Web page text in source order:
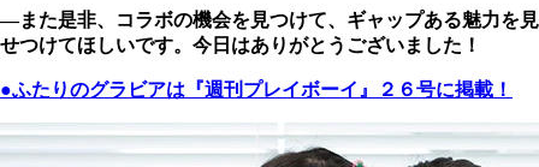
―また是非、コラボの機会を見つけて、ギャップある魅力を見
せつけてほしいです。今日はありがとうございました！
●ふたりのグラビアは『週刊プレイボーイ』２６号に掲載！